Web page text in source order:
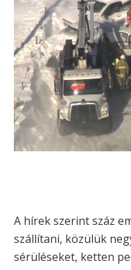
A hírek szerint száz
szállítani, közülük
sérüléseket, ketten